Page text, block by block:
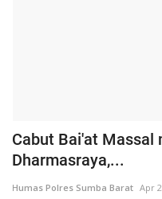
Cabut Bai'at Massal
Dharmasraya,...
Humas Polres Sumba Barat Apr